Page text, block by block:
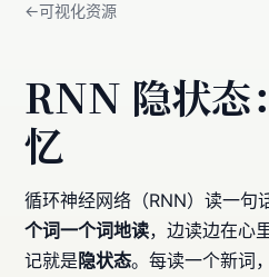
可视化资源
RNN 隐状态
忆
循环神经网络（RNN）读一句
个词一个词地读，边读边在心
记就是隐状态。每读一个新词